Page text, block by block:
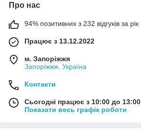
Про нас
94% позитивних з 232 відгуків за рік
Працює з 13.12.2022
м. Запоріжжя
Запоріжжя, Україна
Контакти
Сьогодні працює з 10:00 до 13:00
Показати весь графік роботи